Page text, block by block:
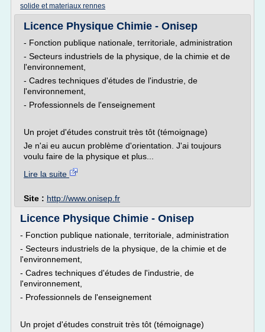
solide et materiaux rennes
Licence Physique Chimie - Onisep
- Fonction publique nationale, territoriale, administration
- Secteurs industriels de la physique, de la chimie et de
l'environnement,
- Cadres techniques d'études de l'industrie, de
l'environnement,
- Professionnels de l'enseignement
Un projet d'études construit très tôt (témoignage)
Je n'ai eu aucun problème d'orientation. J'ai toujours
voulu faire de la physique et plus...
Lire la suite
Site : http://www.onisep.fr
Licence Physique Chimie - Onisep
- Fonction publique nationale, territoriale, administration
- Secteurs industriels de la physique, de la chimie et de
l'environnement,
- Cadres techniques d'études de l'industrie, de
l'environnement,
- Professionnels de l'enseignement
Un projet d'études construit très tôt (témoignage)